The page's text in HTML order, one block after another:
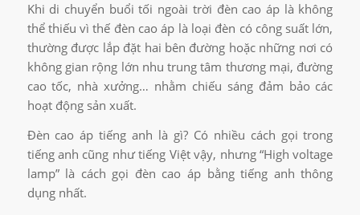
Khi di chuyển buổi tối ngoài trời đèn cao áp là không
thể thiếu vì thế đèn cao áp là loại đèn có công suất lớn,
thường được lắp đặt hai bên đường hoặc những nơi có
không gian rộng lớn nhu trung tâm thương mại, đường
cao tốc, nhà xưởng… nhằm chiếu sáng đảm bảo các
hoạt động sản xuất.
Đèn cao áp tiếng anh là gì? Có nhiều cách gọi trong
tiếng anh cũng như tiếng Việt vậy, nhưng “High voltage
lamp” là cách gọi đèn cao áp bằng tiếng anh thông
dụng nhất.